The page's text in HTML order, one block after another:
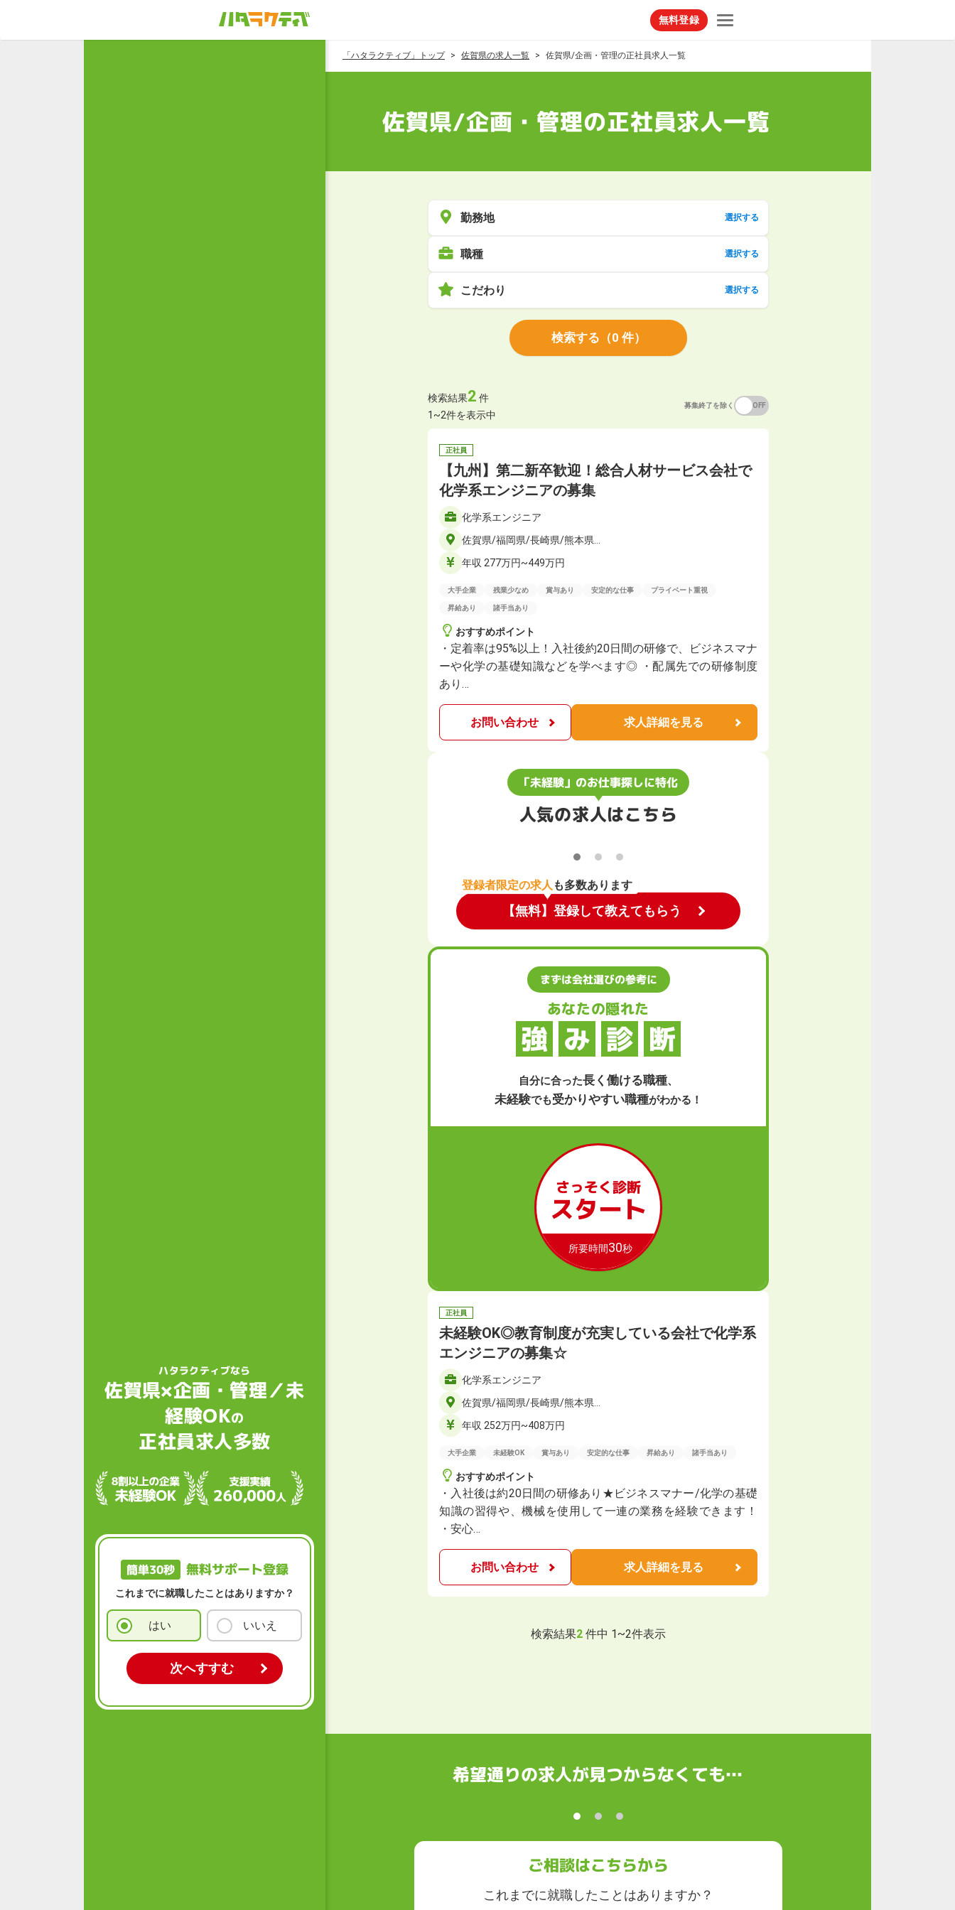
無料登録
ハタラクティブなら
佐賀県×企画・管理／未
経験OKの
正社員求人多数
簡単30秒 無料サポート登録
これまでに就職したことはありますか？
はい いいえ
「ハタラクティブ」トップ 佐賀県の求人一覧 佐賀県/企画・管理の正社員求人一覧
佐賀県/企画・管理の正社員求人一覧
勤務地 選択する
職種 選択する
こだわり 選択する
検索する （0 件）
検索結果2 件
1~2件を表示中
募集終了を除く OFF
正社員
【九州】第二新卒歓迎！総合人材サービス会社で
化学系エンジニアの募集
化学系エンジニア
佐賀県/福岡県/長崎県/熊本県…
年収 277万円~449万円
大手企業 残業少なめ 賞与あり 安定的な仕事 プライベート重視
昇給あり 諸手当あり
おすすめポイント
・定着率は95%以上！入社後約20日間の研修で、ビジネスマナ
ーや化学の基礎知識などを学べます◎ ・配属先での研修制度
あり…
お問い合わせ 求人詳細を見る
「未経験」のお仕事探しに特化
人気の求人はこちら
登録者限定の求人も多数あります
【無料】登録して教えてもらう
まずは会社選びの参考に
あなたの隠れた
強 み 診 断
自分に合った長く働ける職種、
未経験でも受かりやすい職種がわかる！
さっそく診断
スタート
所要時間30秒
正社員
未経験OK◎教育制度が充実している会社で化学系
エンジニアの募集☆
化学系エンジニア
佐賀県/福岡県/長崎県/熊本県…
年収 252万円~408万円
大手企業 未経験OK 賞与あり 安定的な仕事 昇給あり 諸手当あり
おすすめポイント
・入社後は約20日間の研修あり★ビジネスマナー/化学の基礎
知識の習得や、機械を使用して一連の業務を経験できます！
・安心…
お問い合わせ 求人詳細を見る
検索結果2 件中 1~2件表示
希望通りの求人が見つからなくても…
ご相談はこちらから
これまでに就職したことはありますか？